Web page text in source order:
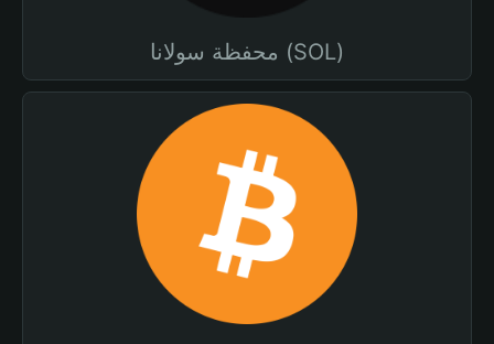
محفظة سولانا (SOL)